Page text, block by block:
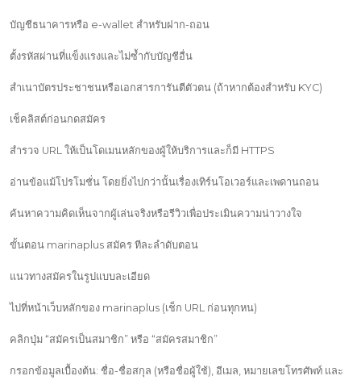
บัญชีธนาคารหรือ e-wallet สำหรับฝาก-ถอน
ตั้งรหัสผ่านที่แข็งแรงและไม่ซ้ำกับบัญชีอื่น
สำเนาบัตรประชาชนหรือเอกสารการันตีตัวตน (ถ้าหากต้องสำหรับ KYC)
เช็คลิสต์ก่อนกดสมัคร
สำรวจ URL ให้เป็นโดเมนหลักของผู้ให้บริการและก็มี HTTPS
อ่านข้อแม้โปรโมชั่น โดยยิ่งไปกว่านั้นเรื่องเทิร์นโอเวอร์และเพดานถอน
ค้นหาความคิดเห็นจากผู้เล่นจริงหรือรีวิวเพื่อประเมินความน่าวางใจ
ขั้นตอน marinaplus สมัคร ทีละลำดับตอน
แนวทางสมัครในรูปแบบละเอียด
ไปที่หน้าเว็บหลักของ marinaplus (เช็ก URL ก่อนทุกหน)
คลิกปุ่ม “สมัครเป็นสมาชิก” หรือ “สมัครสมาชิก”
กรอกข้อมูลเบื้องต้น: ชื่อ-ชื่อสกุล (หรือชื่อผู้ใช้), อีเมล, หมายเลขโทรศัพท์ และ